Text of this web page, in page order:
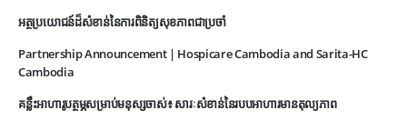
អត្ថប្រយោជន៍ដ៏សំខាន់នៃការពិនិត្យសុខភាពជាប្រចាំ
Partnership Announcement | Hospicare Cambodia and Sarita-HC
Cambodia
គន្លឹះអាហារូបត្ថម្ភសម្រាប់មនុស្សចាស់៖ សារៈសំខាន់នៃរបបអាហារមានតុល្យភាព